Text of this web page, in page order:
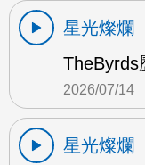
星光燦爛
TheByrds
2026/07/14
星光燦爛